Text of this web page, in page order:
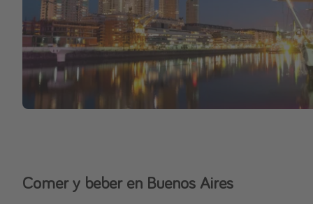
Comer y beber en Buenos Aires